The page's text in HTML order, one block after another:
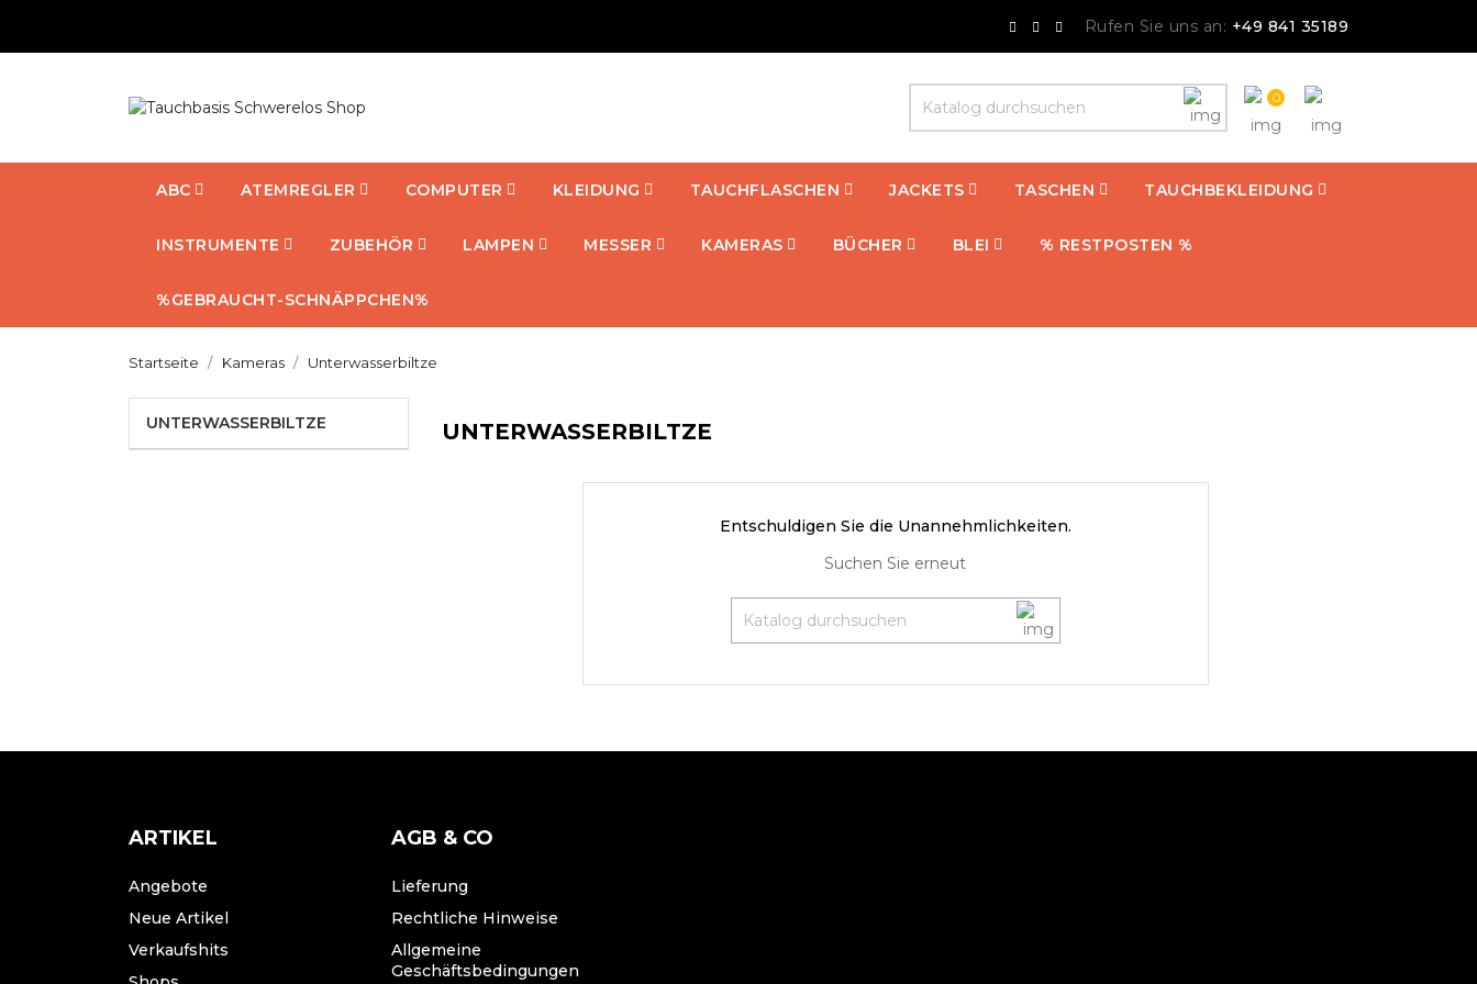
Rufen Sie uns an: +49 841 35189
0
ABC ATEMREGLER COMPUTER KLEIDUNG TAUCHFLASCHEN JACKETS TASCHEN TAUCHBEKLEIDUNG
INSTRUMENTE ZUBEHÖR LAMPEN MESSER KAMERAS BÜCHER BLEI % RESTPOSTEN %
%GEBRAUCHT-SCHNÄPPCHEN%
Startseite Kameras Unterwasserbiltze
UNTERWASSERBILTZE UNTERWASSERBILTZE
Entschuldigen Sie die Unannehmlichkeiten.
Suchen Sie erneut
ARTIKEL
Angebote
Neue Artikel
Verkaufshits
AGB & CO
Lieferung
Rechtliche Hinweise
Allgemeine
Geschäftsbedingungen